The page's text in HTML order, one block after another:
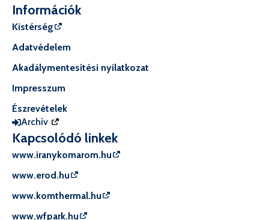
Információk
Kistérség
Adatvédelem
Akadálymentesítési nyilatkozat
Impresszum
Észrevételek
Archív
Kapcsolódó linkek
www.iranykomarom.hu
www.erod.hu
www.komthermal.hu
www.wfpark.hu